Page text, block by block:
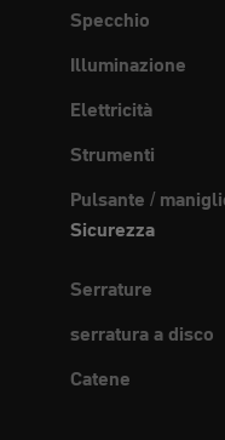
Specchio
Illuminazione
Elettricità
Strumenti
Pulsante /
Sicurezza
Serrature
serratura a disco
Catene